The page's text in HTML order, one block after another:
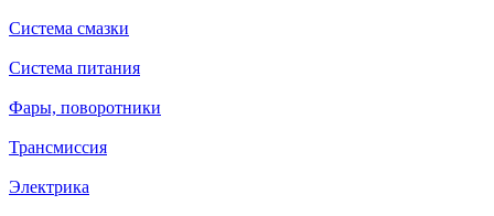
Система смазки
Система питания
Фары, поворотники
Трансмиссия
Электрика